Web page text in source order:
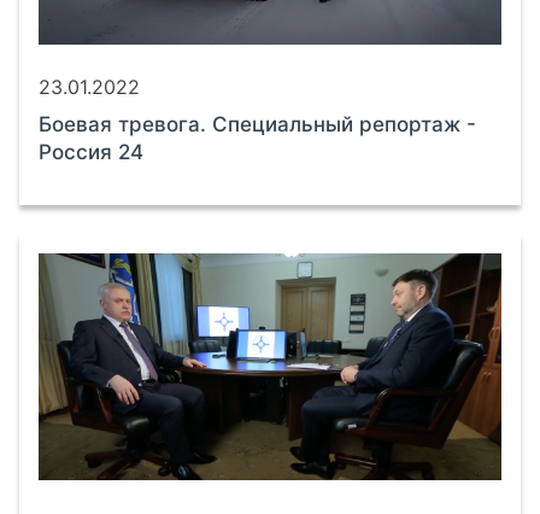
23.01.2022
Боевая тревога. Специальный репортаж -
Россия 24